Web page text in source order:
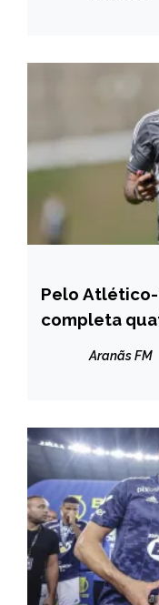
ESPORTES
Pelo Atlético-
completa
Aranãs FM